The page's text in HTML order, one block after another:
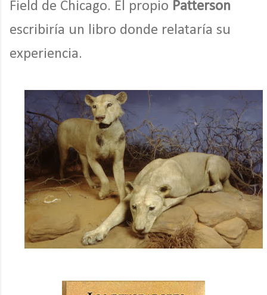
Field de Chicago. El propio Patterson
escribiría un libro donde relataría su
experiencia.